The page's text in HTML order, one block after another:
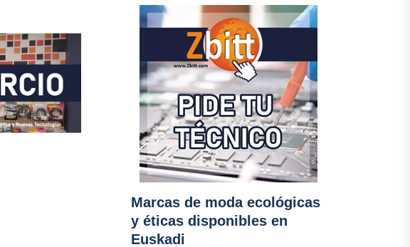
Marcas de moda ecológicas
y éticas disponibles en
Euskadi